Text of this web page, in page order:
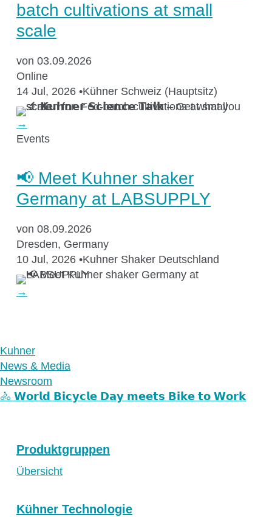
batch cultivations at small
scale
von 03.09.2026
Online
14 Jul, 2026 •Kühner Schweiz (Hauptsitz)
→
Events
📢 Meet Kuhner shaker
Germany at LABSUPPLY
von 08.09.2026
Dresden, Germany
10 Jul, 2026 •Kuhner Shaker Deutschland
→
Kuhner
News & Media
Newsroom
🚴 𝗪𝗼𝗿𝗹𝗱 𝗕𝗶𝗰𝘆𝗰𝗹𝗲 𝗗𝗮𝘆 𝗺𝗲𝗲𝘁𝘀 𝗕𝗶𝗸𝗲 𝘁𝗼 𝗪𝗼𝗿𝗸
Produktgruppen
Übersicht
Kühner Technologie